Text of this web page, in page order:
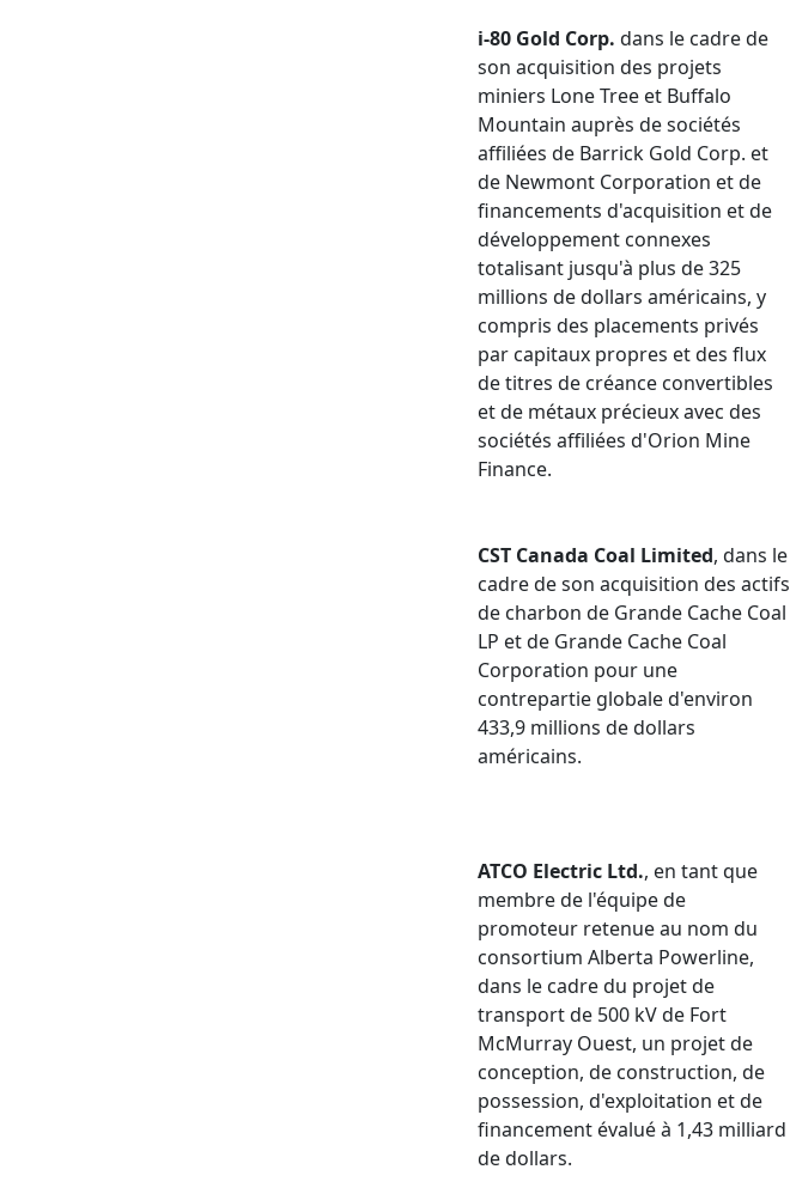
i-80 Gold Corp. dans le cadre de
son acquisition des projets
miniers Lone Tree et Buffalo
Mountain auprès de sociétés
affiliées de Barrick Gold Corp. et
de Newmont Corporation et de
financements d'acquisition et de
développement connexes
totalisant jusqu'à plus de 325
millions de dollars américains, y
compris des placements privés
par capitaux propres et des flux
de titres de créance convertibles
et de métaux précieux avec des
sociétés affiliées d'Orion Mine
Finance.
CST Canada Coal Limited, dans le
cadre de son acquisition des actifs
de charbon de Grande Cache Coal
LP et de Grande Cache Coal
Corporation pour une
contrepartie globale d'environ
433,9 millions de dollars
américains.
ATCO Electric Ltd., en tant que
membre de l'équipe de
promoteur retenue au nom du
consortium Alberta Powerline,
dans le cadre du projet de
transport de 500 kV de Fort
McMurray Ouest, un projet de
conception, de construction, de
possession, d'exploitation et de
financement évalué à 1,43 milliard
de dollars.